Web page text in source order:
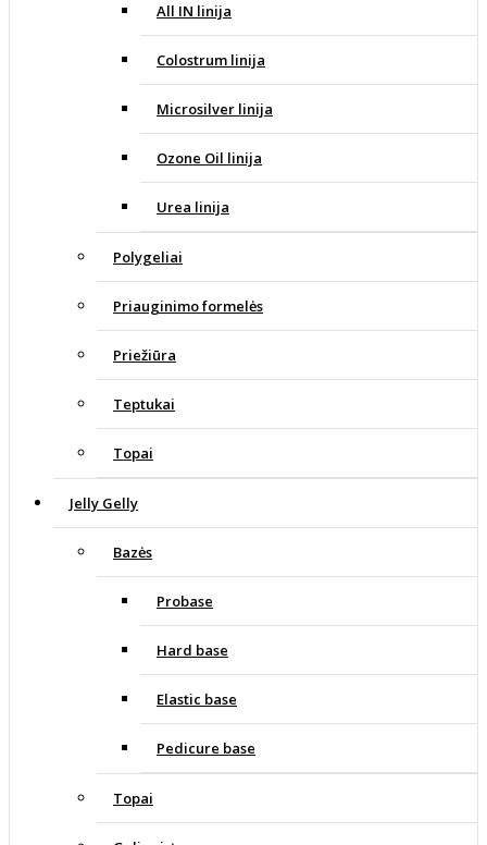
All IN linija
Colostrum linija
Microsilver linija
Ozone Oil linija
Urea linija
Polygeliai
Priauginimo formelės
Priežiūra
Teptukai
Topai
Jelly Gelly
Bazės
Probase
Hard base
Elastic base
Pedicure base
Topai